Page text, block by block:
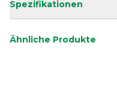
Spezifikationen
Ähnliche Produkte